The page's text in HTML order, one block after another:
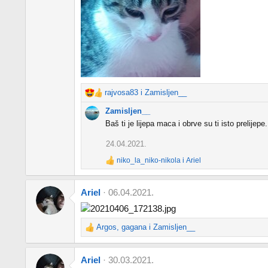
R
e
a
n
s
:
rajvosa83 i Zamisljen__
Zamisljen__
Baš ti je lijepa maca i obrve su ti isto
24.04.2021.
R
e
c
i
n
:
niko_la_niko-nikola i Ariel
Ariel 06.04.2021.
R
e
c
Argos, gaganai Zamisljen__
Ariel 30.03.2021.